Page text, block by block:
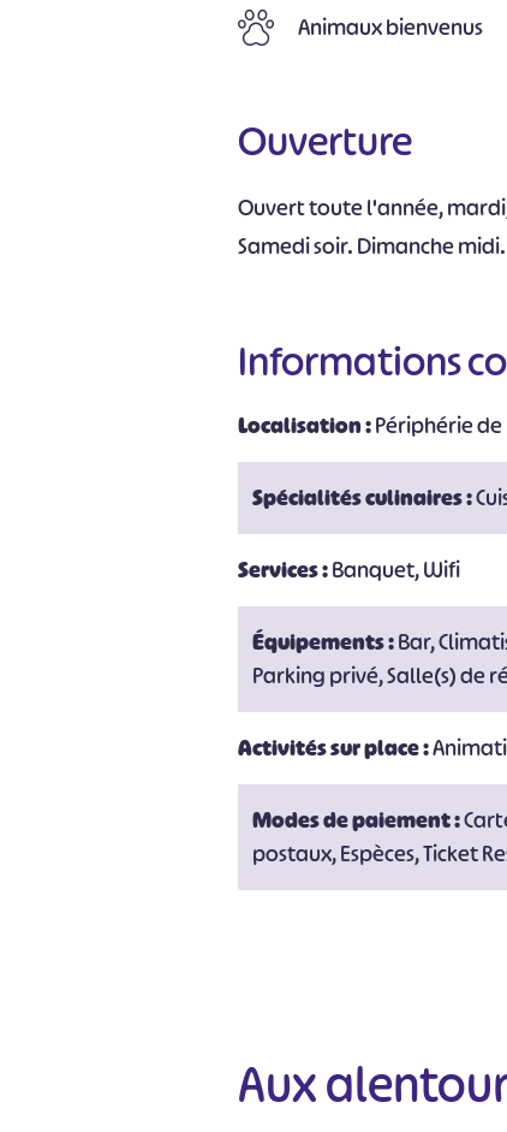
Animaux bienvenus
Ouverture
Ouvert toute l'année,
Samedi soir. Dimanche midi.
Informations
Localisation :Périphérie
Spécialités culinaires :
Services :Banquet, Wifi
Équipements :Bar,
Parking privé, Salle(s) de
Activités sur place :
Modes de paiement :
postaux, Espèces, Ticket
Aux